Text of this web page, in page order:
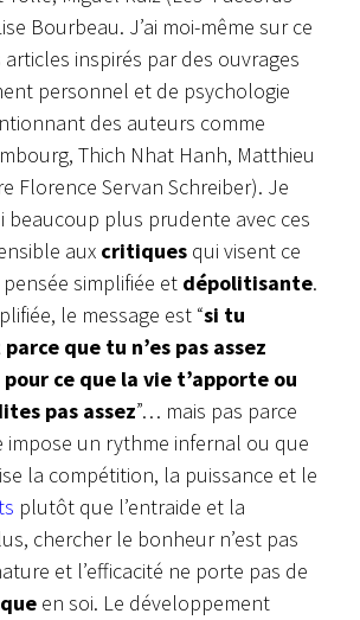
Bourbeau. J’ai moi-même sur ce
inspirés par des ouvrages
personnel et de psychologie
des auteurs comme
Thich Nhat Hanh, Matthieu
Florence Servan Schreiber). Je
beaucoup plus prudente avec ces
aux critiques qui visent ce
simplifiée et dépolitisante.
le message est “si tu
que tu n’es pas assez
ce que la vie t’apporte ou
pas assez”… mais pas parce
impose un rythme infernal ou que
la compétition, la puissance et le
plutôt que l’entraide et la
chercher le bonheur n’est pas
et l’efficacité ne porte pas de
en soi. Le développement